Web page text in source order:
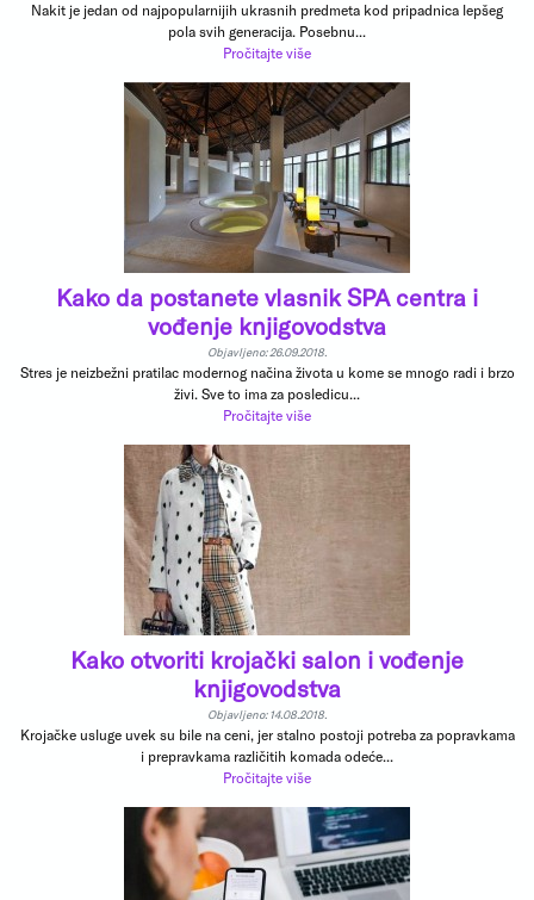
Nakit je jedan od najpopularnijih ukrasnih predmeta kod pripadnica lepšeg
pola svih generacija. Posebnu...
Pročitajte više
Kako da postanete vlasnik SPA centra i
vođenje knjigovodstva
Objavljeno: 26.09.2018.
Stres je neizbežni pratilac modernog načina života u kome se mnogo radi i brzo
živi. Sve to ima za posledicu...
Pročitajte više
Kako otvoriti krojački salon i vođenje
knjigovodstva
Objavljeno: 14.08.2018.
Krojačke usluge uvek su bile na ceni, jer stalno postoji potreba za popravkama
i prepravkama različitih komada odeće...
Pročitajte više